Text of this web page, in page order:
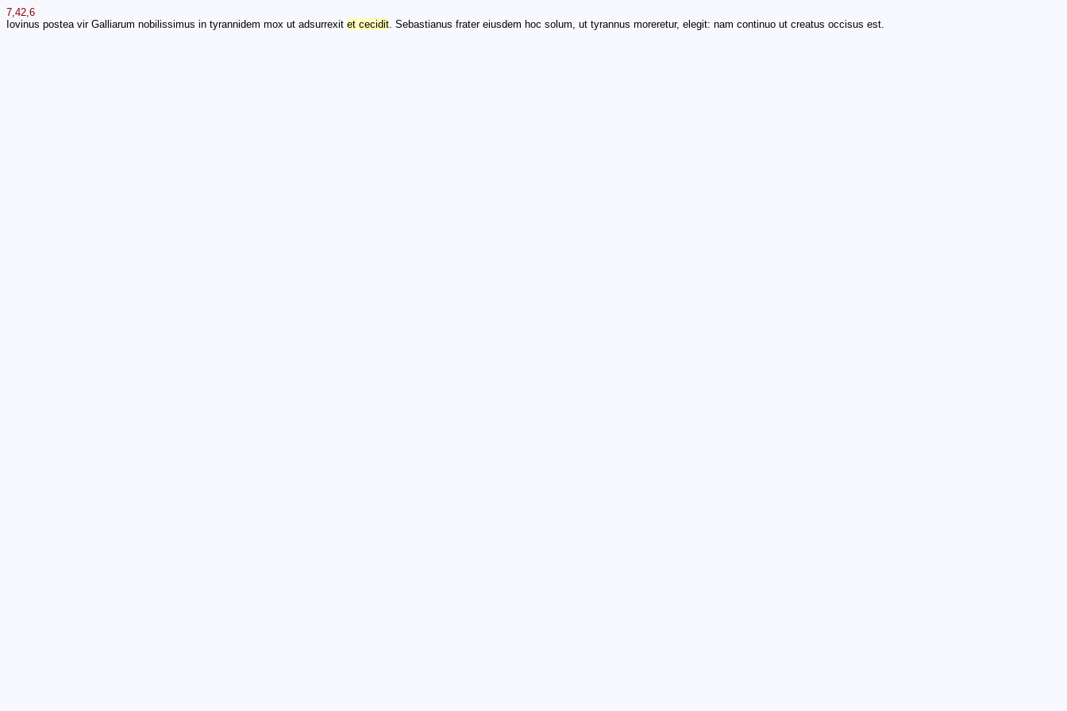
7,42,6
Iovinus postea vir Galliarum nobilissimus in tyrannidem mox ut adsurrexit et cecidit. Sebastianus frater eiusdem hoc solum, ut tyrannus moreretur, elegit: nam continuo ut creatus occisus est.